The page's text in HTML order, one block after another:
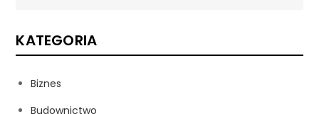
KATEGORIA
Biznes
Budownictwo